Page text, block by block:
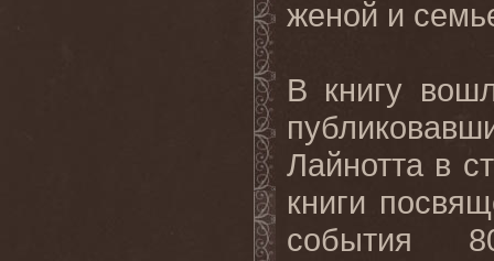
женой и
В книгу
Лайнотта в
книги
события